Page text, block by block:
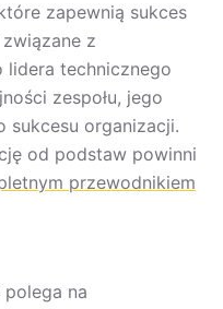
zapewnią sukces
z
lidera technicznego
zespołu, jego
sukcesu organizacji.
od podstaw powinni
przewodnikiem
na